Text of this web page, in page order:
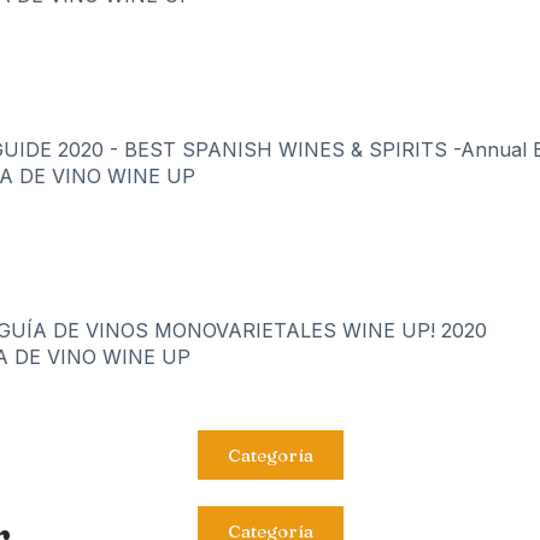
2020 - BEST SPANISH WINES & SPIRITS -Annual
DE VINO WINE UP
DE VINOS MONOVARIETALES WINE UP! 2020
DE VINO WINE UP
Categoría
Categoría